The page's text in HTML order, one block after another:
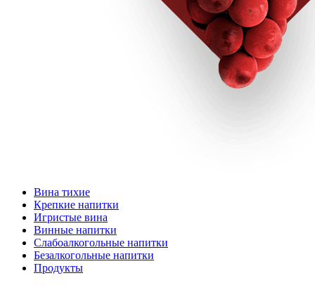
Вина тихие
Крепкие напитки
Игристые вина
Винные напитки
Слабоалкогольные напитки
Безалкогольные напитки
Продукты